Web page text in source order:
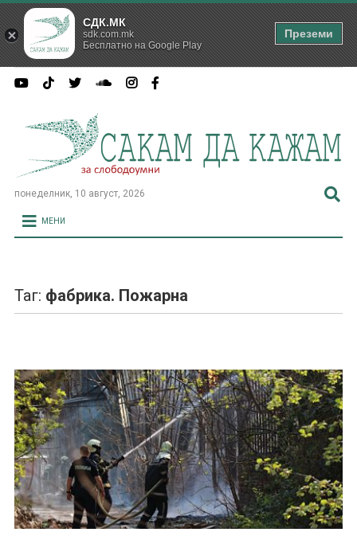
понеделник, 10 август, 2026
МЕНИ
Таг: фабрика. Пожарна
СДК.МК
sdk.com.mk
Бесплатно на Google Play
Преземи